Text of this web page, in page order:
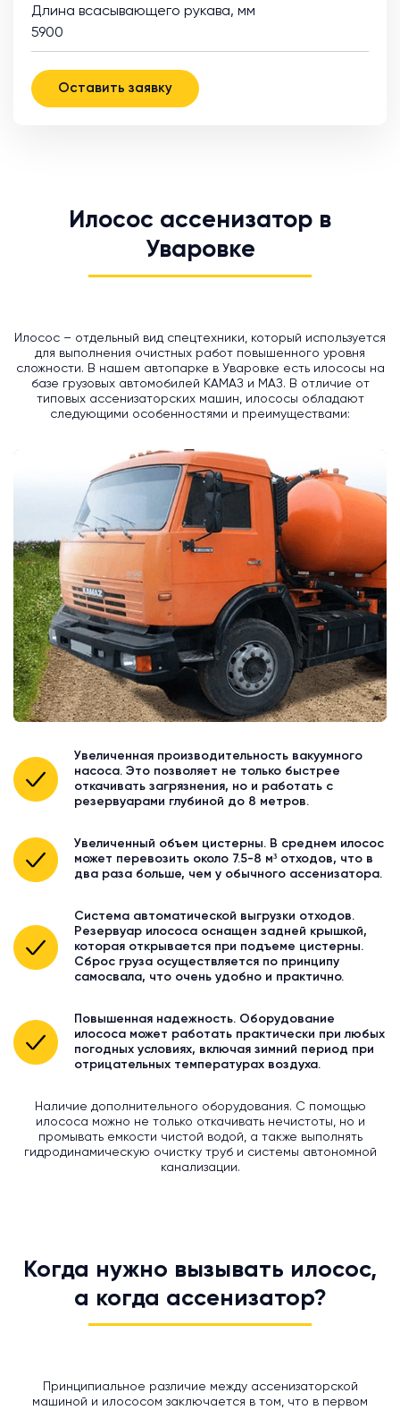
Длина всасывающего рукава, мм
5900
Оставить заявку
Илосос ассенизатор в
Уваровке
Илосос – отдельный вид спецтехники, который используется
для выполнения очистных работ повышенного уровня
сложности. В нашем автопарке в Уваровке есть илососы на
базе грузовых автомобилей КАМАЗ и МАЗ. В отличие от
типовых ассенизаторских машин, илососы обладают
следующими особенностями и преимуществами:
Увеличенная производительность вакуумного
насоса. Это позволяет не только быстрее
откачивать загрязнения, но и работать с
резервуарами глубиной до 8 метров.
Увеличенный объем цистерны. В среднем илосос
может перевозить около 7.5-8 м³ отходов, что в
два раза больше, чем у обычного ассенизатора.
Система автоматической выгрузки отходов.
Резервуар илососа оснащен задней крышкой,
которая открывается при подъеме цистерны.
Сброс груза осуществляется по принципу
самосвала, что очень удобно и практично.
Повышенная надежность. Оборудование
илососа может работать практически при любых
погодных условиях, включая зимний период при
отрицательных температурах воздуха.
Наличие дополнительного оборудования. С помощью
илососа можно не только откачивать нечистоты, но и
промывать емкости чистой водой, а также выполнять
гидродинамическую очистку труб и системы автономной
канализации.
Когда нужно вызывать илосос,
а когда ассенизатор?
Принципиальное различие между ассенизаторской
машиной и илососом заключается в том, что в первом